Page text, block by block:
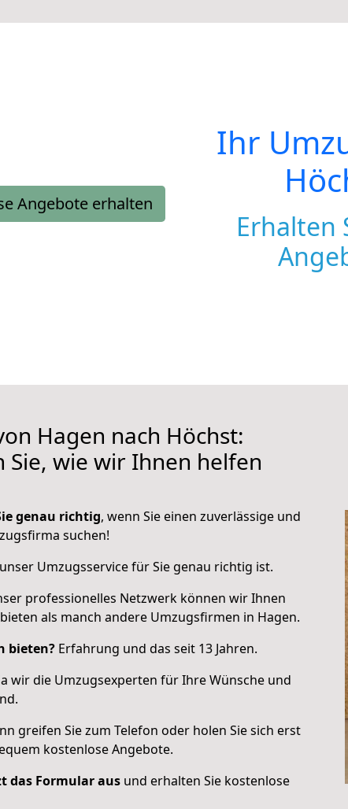
Angebote erhalten
Ihr
Erhalten
Hagen nach Höchst:
Sie, wie wir Ihnen helfen
genau richtig, wenn Sie einen zuverlässige und
suchen!
Umzugsservice für Sie genau richtig ist.
professionelles Netzwerk können wir Ihnen
als manch andere Umzugsfirmen in Hagen.
bieten? Erfahrung und das seit 13 Jahren.
wir die Umzugsexperten für Ihre Wünsche und
greifen Sie zum Telefon oder holen Sie sich erst
kostenlose Angebote.
das Formular aus und erhalten Sie kostenlose